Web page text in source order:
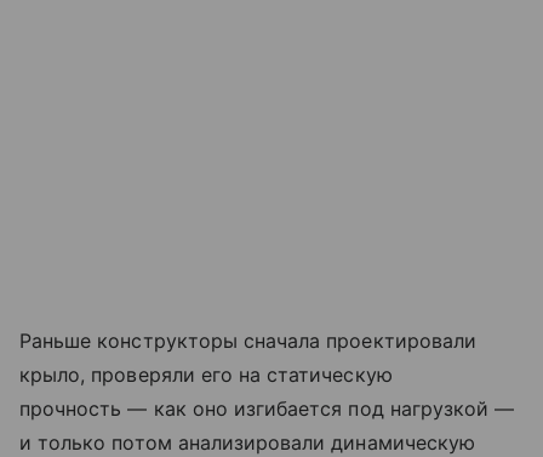
Раньше конструкторы сначала проектировали
крыло, проверяли его на статическую
прочность — как оно изгибается под нагрузкой —
и только потом анализировали динамическую